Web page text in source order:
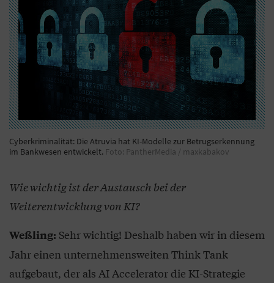
Cyberkriminalität: Die Atruvia hat KI-Modelle zur Betrugserkennung
im Bankwesen entwickelt. Foto: PantherMedia / maxkabakov
Wie wichtig ist der Austausch bei der
Weiterentwicklung von KI?
Weßling: Sehr wichtig! Deshalb haben wir in diesem
Jahr einen unternehmensweiten Think Tank
aufgebaut, der als AI Accelerator die KI-Strategie